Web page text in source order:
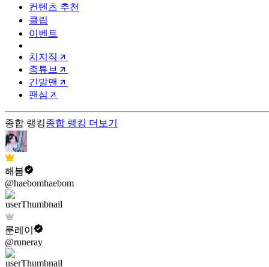
컨텐츠 추천
클립
이벤트
치지직
종튜브
긴말맨
팬심
종합 랭킹종합 랭킹 더보기
해봄
@haebomhaebom
룬레이
@runeray